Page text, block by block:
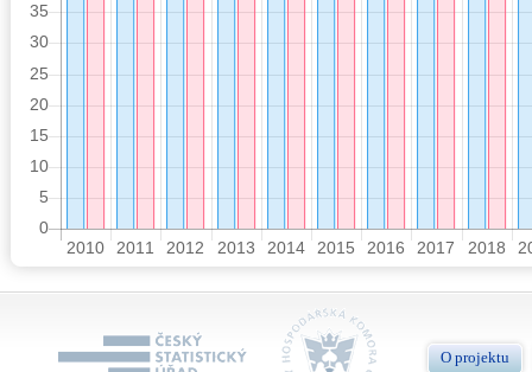
O projektu